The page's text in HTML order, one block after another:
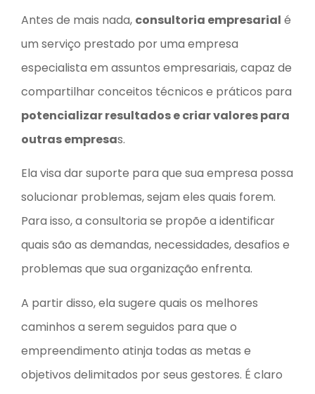
Antes de mais nada, consultoria empresarial é
um serviço prestado por uma empresa
especialista em assuntos empresariais, capaz de
compartilhar conceitos técnicos e práticos para
potencializar resultados e criar valores para
outras empresas.
Ela visa dar suporte para que sua empresa possa
solucionar problemas, sejam eles quais forem.
Para isso, a consultoria se propõe a identificar
quais são as demandas, necessidades, desafios e
problemas que sua organização enfrenta.
A partir disso, ela sugere quais os melhores
caminhos a serem seguidos para que o
empreendimento atinja todas as metas e
objetivos delimitados por seus gestores. É claro